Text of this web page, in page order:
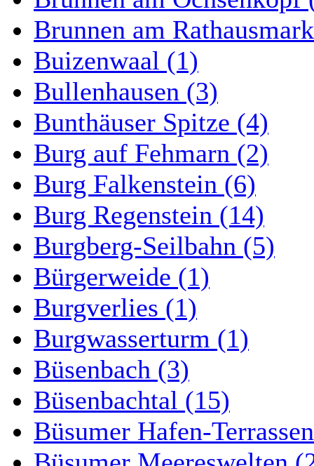
Brunnen am
Buizenwaal (1)
Bullenhausen (3)
Bunthäuser Spitze (4)
Burg auf Fehmarn (2)
Burg Falkenstein (6)
Burg Regenstein (14)
Burgberg-Seilbahn (5)
Bürgerweide (1)
Burgverlies (1)
Burgwasserturm (1)
Büsenbach (3)
Büsenbachtal (15)
Büsumer Hafen-